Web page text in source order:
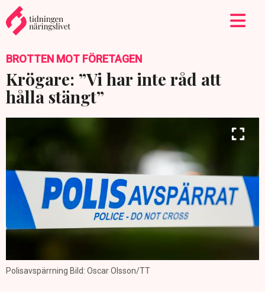
BROTTEN MOT FÖRETAGEN
Krögare: ”Vi har inte råd att
hålla stängt”
Polisavspärrning Bild: Oscar Olsson/TT